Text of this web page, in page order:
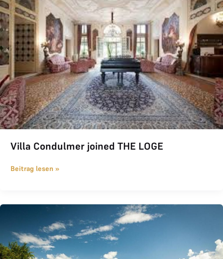
Villa Condulmer joined THE LOGE
Beitrag lesen »